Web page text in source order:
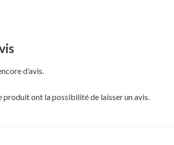
d’avis.
produit ont la possibilité de laisser un avis.